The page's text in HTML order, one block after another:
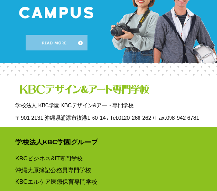
学校法人 KBC学園 KBCデザイン&アート専門学校
〒901-2131 沖縄県浦添市牧港1-60-14 / Tel.0120-268-262 / Fax.098-942-6781
学校法人KBC学園グループ
KBCビジネス&IT専門学校
沖縄大原簿記公務員専門学校
KBCエルケア医療保育専門学校